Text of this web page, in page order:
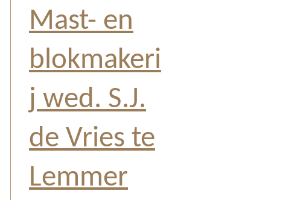
Mast- en
blokmakeri
j wed. S.J.
de Vries te
Lemmer